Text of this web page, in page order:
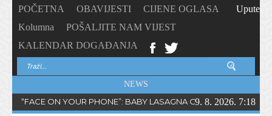
POČETNA OBAVIJESTI
CIJENE OGLASA
Kolumna
POŠALJITE NAM VIJEST
KALENDAR DOGAĐANJA
Upute
NEWS
“FACE ON YOUR PHONE”: BABY LASAGNA OBJAVIO NOVI
9. 8. 2026. 7:18